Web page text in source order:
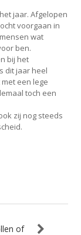
jaar. Afgelopen
voorgaan in
wat
ben.
bij het
dit jaar heel
een lege
toch een
zij nog steeds
of